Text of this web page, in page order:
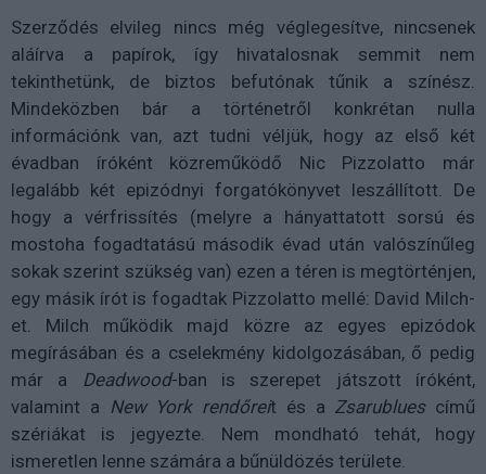
Szerződés elvileg nincs még véglegesítve, nincsenek
aláírva a papírok, így hivatalosnak semmit nem
tekinthetünk, de biztos befutónak tűnik a színész.
Mindeközben bár a történetről konkrétan nulla
információnk van, azt tudni véljük, hogy az első két
évadban íróként közreműködő Nic Pizzolatto már
legalább két epizódnyi forgatókönyvet leszállított. De
hogy a vérfrissítés (melyre a hányattatott sorsú és
mostoha fogadtatású második évad után valószínűleg
sokak szerint szükség van) ezen a téren is megtörténjen,
egy másik írót is fogadtak Pizzolatto mellé: David Milch-
et. Milch működik majd közre az egyes epizódok
megírásában és a cselekmény kidolgozásában, ő pedig
már a Deadwood-ban is szerepet játszott íróként,
valamint a New York rendőreit és a Zsarubluescímű
szériákat is jegyezte. Nem mondható tehát, hogy
ismeretlen lenne számára a bűnüldözés területe.